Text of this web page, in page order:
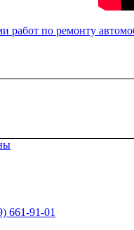
работ по ремонту
661-91-01